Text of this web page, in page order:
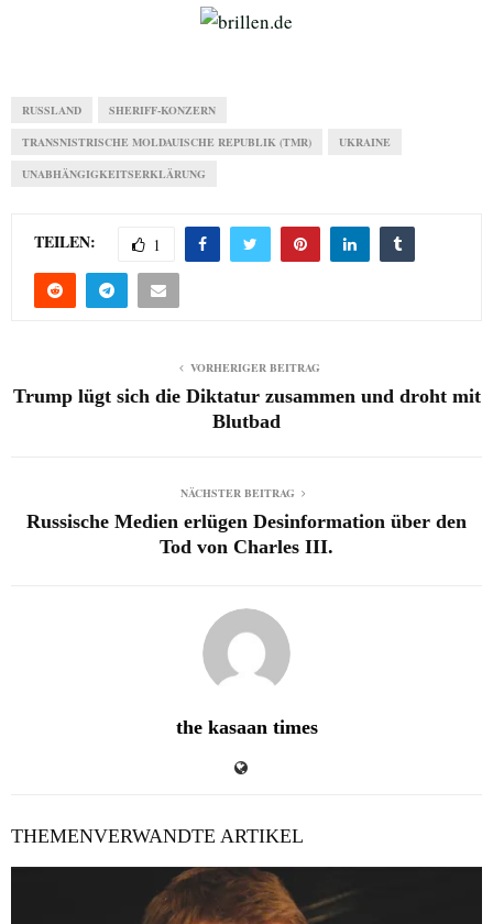
RUSSLAND SHERIFF-KONZERN
TRANSNISTRISCHE MOLDAUISCHE REPUBLIK (TMR) UKRAINE
UNABHÄNGIGKEITSERKLÄRUNG
TEILEN: 1
VORHERIGER BEITRAG
Trump lügt sich die Diktatur zusammen und droht mit
Blutbad
NÄCHSTER BEITRAG
Russische Medien erlügen Desinformation über den
Tod von Charles III.
the kasaan times
THEMENVERWANDTE ARTIKEL